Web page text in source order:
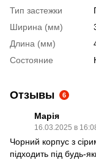
Тип застежки
Ширина (мм)
Длина (мм)
Состояние
Отзывы 6
Марія
16.03.2025 в
Чорний корпус з
підходить під будь-